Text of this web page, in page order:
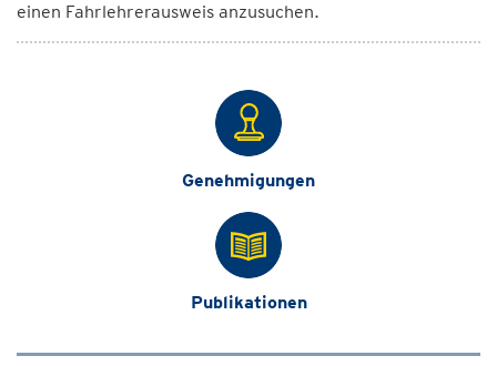
einen Fahrlehrerausweis anzusuchen.
Genehmigungen
Publikationen